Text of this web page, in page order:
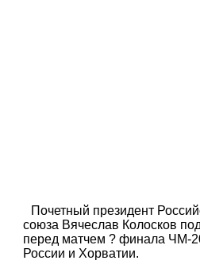
Почетный президент
союза Вячеслав Колосков
перед матчем ? финала ЧМ-
России и Хорватии.